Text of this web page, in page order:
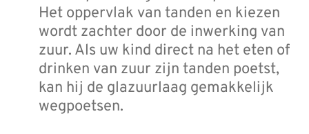
Het oppervlak van tanden en kiezen
wordt zachter door de inwerking van
zuur. Als uw kind direct na het eten of
drinken van zuur zijn tanden poetst,
kan hij de glazuurlaag gemakkelijk
wegpoetsen.